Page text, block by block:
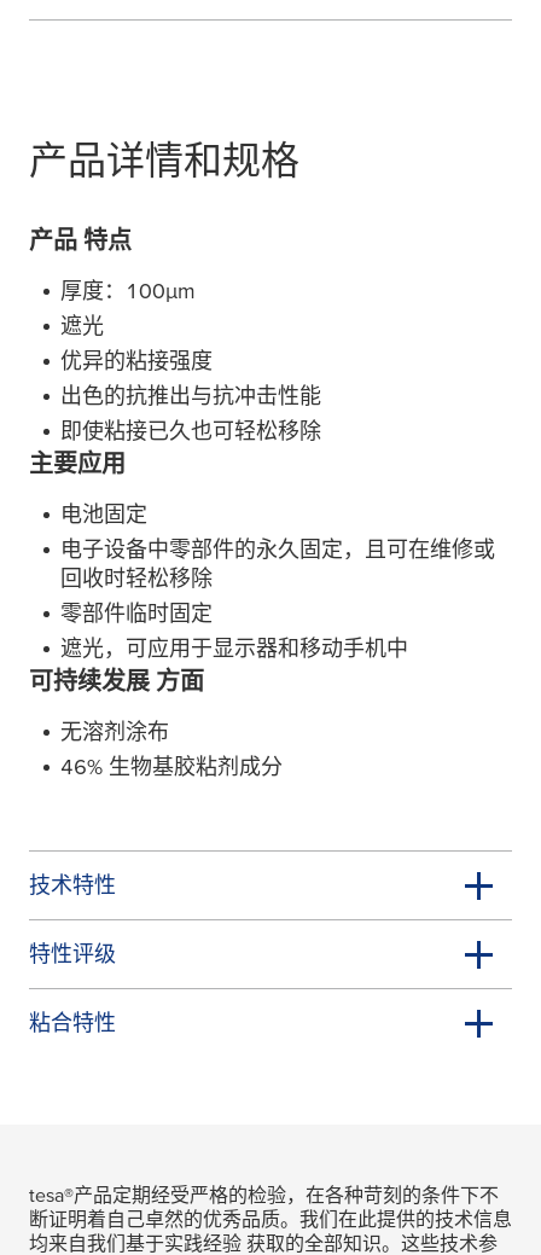
产品详情和规格
产品 特点
厚度：100µm
遮光
优异的粘接强度
出色的抗推出与抗冲击性能
即使粘接已久也可轻松移除
主要应用
电池固定
电子设备中零部件的永久固定，且可在维修或
回收时轻松移除
零部件临时固定
遮光，可应用于显示器和移动手机中
可持续发展 方面
无溶剂涂布
46% 生物基胶粘剂成分
技术特性
特性评级
粘合特性
tesa®产品定期经受严格的检验，在各种苛刻的条件下不
断证明着自己卓然的优秀品质。我们在此提供的技术信息
均来自我们基于实践经验 获取的全部知识。这些技术参